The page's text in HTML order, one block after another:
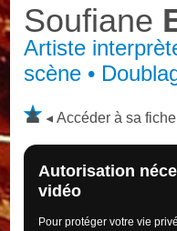
Soufiane
Artiste
scène •
Accéder à sa fiche
Autorisation
vidéo
Pour protéger votre vie